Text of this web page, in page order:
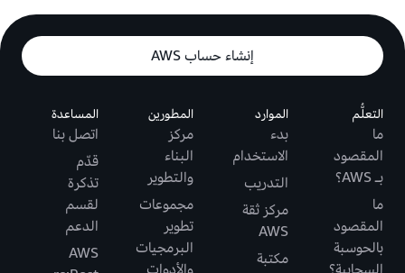
إنشاء حساب AWS
التعلُّم
ما
المقصود
بـ AWS؟
ما
المقصود
بالحوسبة
الموارد
بدء
الاستخدام
التدريب
مركز ثقة
AWS
مكتبة
المطورين
مركز
البناء
والتطوير
مجموعات
تطوير
البرمجيات
المساعدة
اتصل بنا
قدّم
تذكرة
لقسم
الدعم
AWS